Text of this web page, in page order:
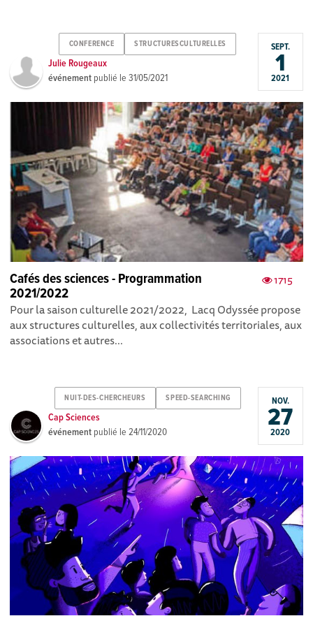
CONFERENCE STRUCTURESCULTURELLES
Julie Rougeaux
événement publié le31/05/2021
SEPT.
1
2021
1715
Cafés des sciences - Programmation
2021/2022
Pour la saison culturelle 2021/2022, Lacq Odyssée propose
aux structures culturelles, aux collectivités territoriales, aux
associations et autres...
NUIT-DES-CHERCHEURS SPEED-SEARCHING
Cap Sciences
événement publié le24/11/2020
NOV.
27
2020